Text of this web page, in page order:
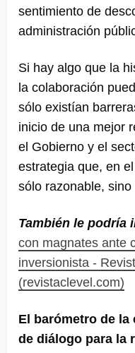
sentimiento de
administración
Si hay algo que la
la colaboración
sólo existían
inicio de una mejor
el Gobierno y el
estrategia que, en
sólo razonable, sino
También le podría
con magnates ante
inversionista -
(revistaclevel.com)
El barómetro de la
de diálogo para la